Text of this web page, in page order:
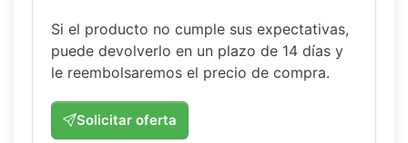
Si el producto no cumple sus expectativas,
puede devolverlo en un plazo de 14 días y
le reembolsaremos el precio de compra.
Solicitar oferta